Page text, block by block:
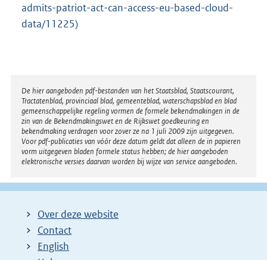
admits-patriot-act-can-access-eu-based-cloud-
data/11225)
Disclaimer
De hier aangeboden pdf-bestanden van het Staatsblad, Staatscourant,
Tractatenblad, provinciaal blad, gemeenteblad, waterschapsblad en blad
gemeenschappelijke regeling vormen de formele bekendmakingen in de
zin van de Bekendmakingswet en de Rijkswet goedkeuring en
bekendmaking verdragen voor zover ze na 1 juli 2009 zijn uitgegeven.
Voor pdf-publicaties van vóór deze datum geldt dat alleen de in papieren
vorm uitgegeven bladen formele status hebben; de hier aangeboden
elektronische versies daarvan worden bij wijze van service aangeboden.
Over deze website
Contact
English